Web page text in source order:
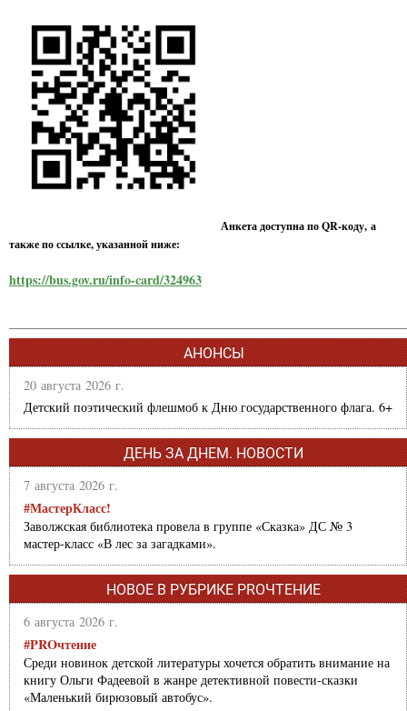
Анкета доступна по QR-коду, а
также по ссылке, указанной ниже:
https://bus.gov.ru/info-card/324963
АНОНСЫ
20 августа 2026 г.
Детский поэтический флешмоб к Дню государственного флага. 6+
ДЕНЬ ЗА ДНЕМ. НОВОСТИ
7 августа 2026 г.
#МастерКласс!
Заволжская библиотека провела в группе «Сказка» ДС № 3
мастер-класс «В лес за загадками».
НОВОЕ В РУБРИКЕ PROЧТЕНИЕ
6 августа 2026 г.
#PROчтение
Среди новинок детской литературы хочется обратить внимание на
книгу Ольги Фадеевой в жанре детективной повести-сказки
«Маленький бирюзовый автобус».